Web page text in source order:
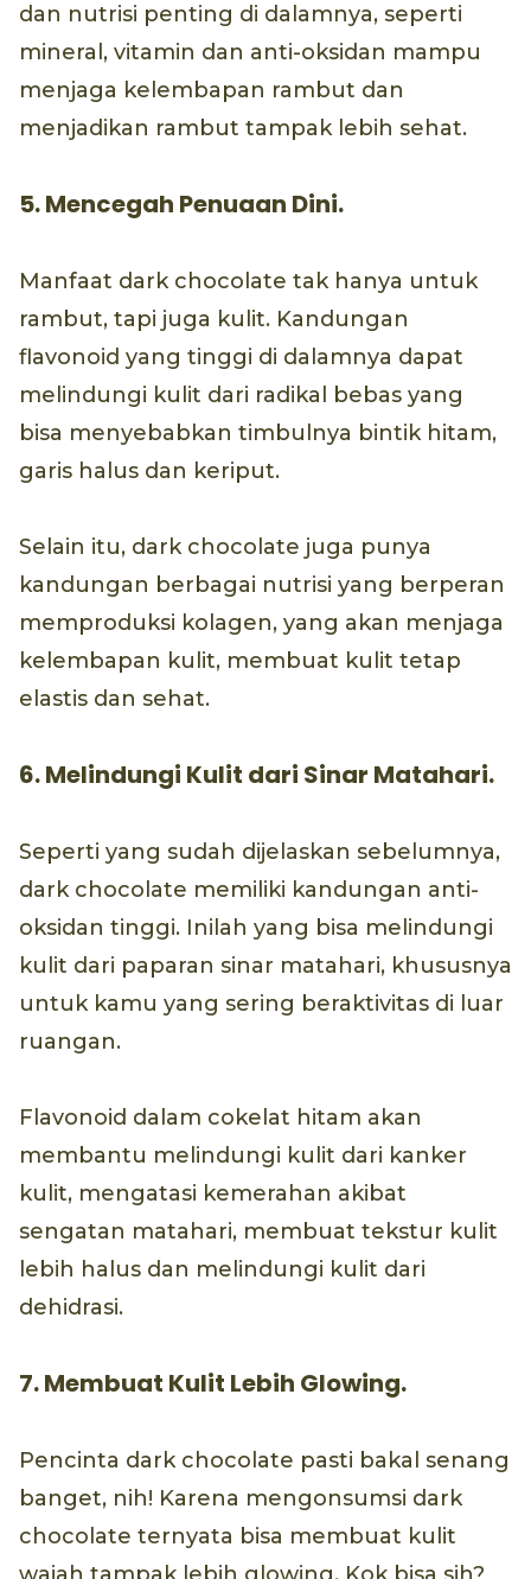
dan nutrisi penting di dalamnya, seperti
mineral, vitamin dan anti-oksidan mampu
menjaga kelembapan rambut dan
menjadikan rambut tampak lebih sehat.
5. Mencegah Penuaan Dini.
Manfaat dark chocolate tak hanya untuk
rambut, tapi juga kulit. Kandungan
flavonoid yang tinggi di dalamnya dapat
melindungi kulit dari radikal bebas yang
bisa menyebabkan timbulnya bintik hitam,
garis halus dan keriput.
Selain itu, dark chocolate juga punya
kandungan berbagai nutrisi yang berperan
memproduksi kolagen, yang akan menjaga
kelembapan kulit, membuat kulit tetap
elastis dan sehat.
6. Melindungi Kulit dari Sinar Matahari.
Seperti yang sudah dijelaskan sebelumnya,
dark chocolate memiliki kandungan anti-
oksidan tinggi. Inilah yang bisa melindungi
kulit dari paparan sinar matahari, khususnya
untuk kamu yang sering beraktivitas di luar
ruangan.
Flavonoid dalam cokelat hitam akan
membantu melindungi kulit dari kanker
kulit, mengatasi kemerahan akibat
sengatan matahari, membuat tekstur kulit
lebih halus dan melindungi kulit dari
dehidrasi.
7. Membuat Kulit Lebih Glowing.
Pencinta dark chocolate pasti bakal senang
banget, nih! Karena mengonsumsi dark
chocolate ternyata bisa membuat kulit